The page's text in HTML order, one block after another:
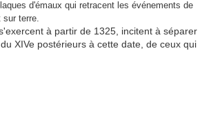
d'émaux qui retracent les événements de
sur terre.
à partir de 1325, incitent à séparer
XIVe postérieurs à cette date, de ceux qui